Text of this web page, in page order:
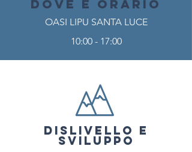
DOVE E ORARIO
OASI LIPU SANTA LUCE
10:00 - 17:00
DISLIVELLO E
SVILUPPO